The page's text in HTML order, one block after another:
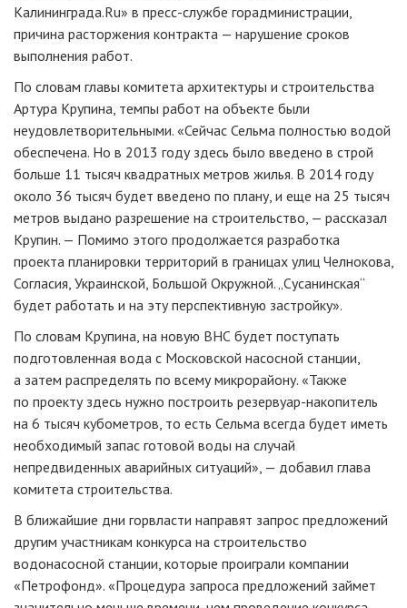
Калининграда.Ru» в пресс-службе горадминистрации,
причина расторжения контракта — нарушение сроков
выполнения работ.
По словам главы комитета архитектуры и строительства
Артура Крупина, темпы работ на объекте были
неудовлетворительными. «Сейчас Сельма полностью водой
обеспечена. Но в 2013 году здесь было введено в строй
больше 11 тысяч квадратных метров жилья. В 2014 году
около 36 тысяч будет введено по плану, и еще на 25 тысяч
метров выдано разрешение на строительство, — рассказал
Крупин. — Помимо этого продолжается разработка
проекта планировки территорий в границах улиц Челнокова,
Согласия, Украинской, Большой Окружной. „Сусанинская“
будет работать и на эту перспективную застройку».
По словам Крупина, на новую ВНС будет поступать
подготовленная вода с Московской насосной станции,
а затем распределять по всему микрорайону. «Также
по проекту здесь нужно построить резервуар-накопитель
на 6 тысяч кубометров, то есть Сельма всегда будет иметь
необходимый запас готовой воды на случай
непредвиденных аварийных ситуаций», — добавил глава
комитета строительства.
В ближайшие дни горвласти направят запрос предложений
другим участникам конкурса на строительство
водонасосной станции, которые проиграли компании
«Петрофонд». «Процедура запроса предложений займет